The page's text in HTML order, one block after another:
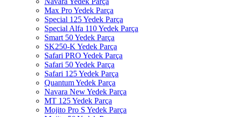
Max Pro Yedek Parça
Special 125 Yedek Parça
Special Alfa 110 Yedek Parça
Smart 50 Yedek Parça
SK250-K Yedek Parça
Safari PRO Yedek Parça
Safari 50 Yedek Parça
Safari 125 Yedek Parça
Quantum Yedek Parça
Navara New Yedek Parça
MT 125 Yedek Parça
Mojito Pro S Yedek Parça